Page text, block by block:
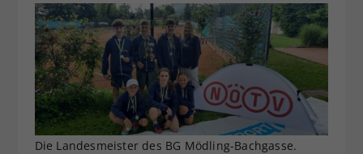
Die Landesmeister des BG Mödling-Bachgasse.